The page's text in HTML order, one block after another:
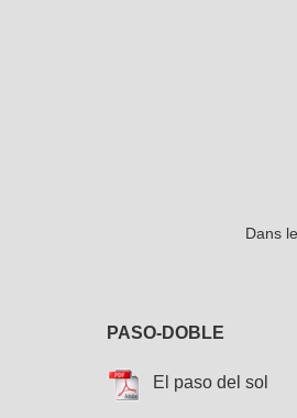
Dans
PASO-DOBLE
El paso del sol